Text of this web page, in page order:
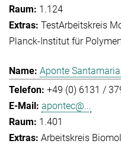
1.124
TestArbeitskreis
Planck-Institut für
Aponte
+49 (0) 6131 /
apontec@...
1.401
Arbeitskreis